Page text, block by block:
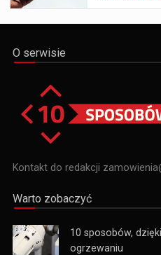
O serwisie
Kontakt do redakcji
Warto zobaczyć
10 sposobów,
ogrzewaniu